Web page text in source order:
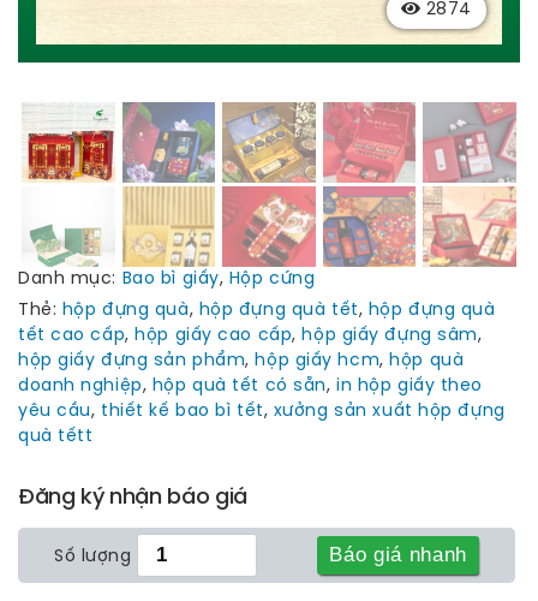
2874
Danh mục: Bao bì giấy, Hộp cứng
Thẻ: hộp đựng quà, hộp đựng quà tết, hộp đựng quà
tết cao cấp,hộp giấy cao cấp,hộp giấy đựng sâm,
hộp giấy đựng sản phẩm,hộp giấy hcm,hộp quà
doanh nghiệp, hộp quà tết có sẵn,in hộp giấy theo
yêu cầu, thiết kế bao bì tết, xưởng sản xuất hộp đựng
quà tếtt
Đăng ký nhận báo giá
Số lượng Báo giá nhanh